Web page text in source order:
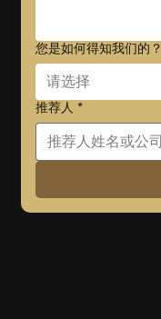
您是如何得知我们的？
推荐人 *